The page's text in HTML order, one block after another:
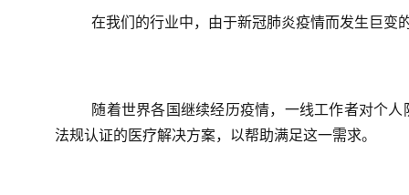
在我们的行业中，由于新冠肺炎疫情而发生巨变
随着世界各国继续经历疫情，一线工作者对个
法规认证的医疗解决方案，以帮助满足这一需求。